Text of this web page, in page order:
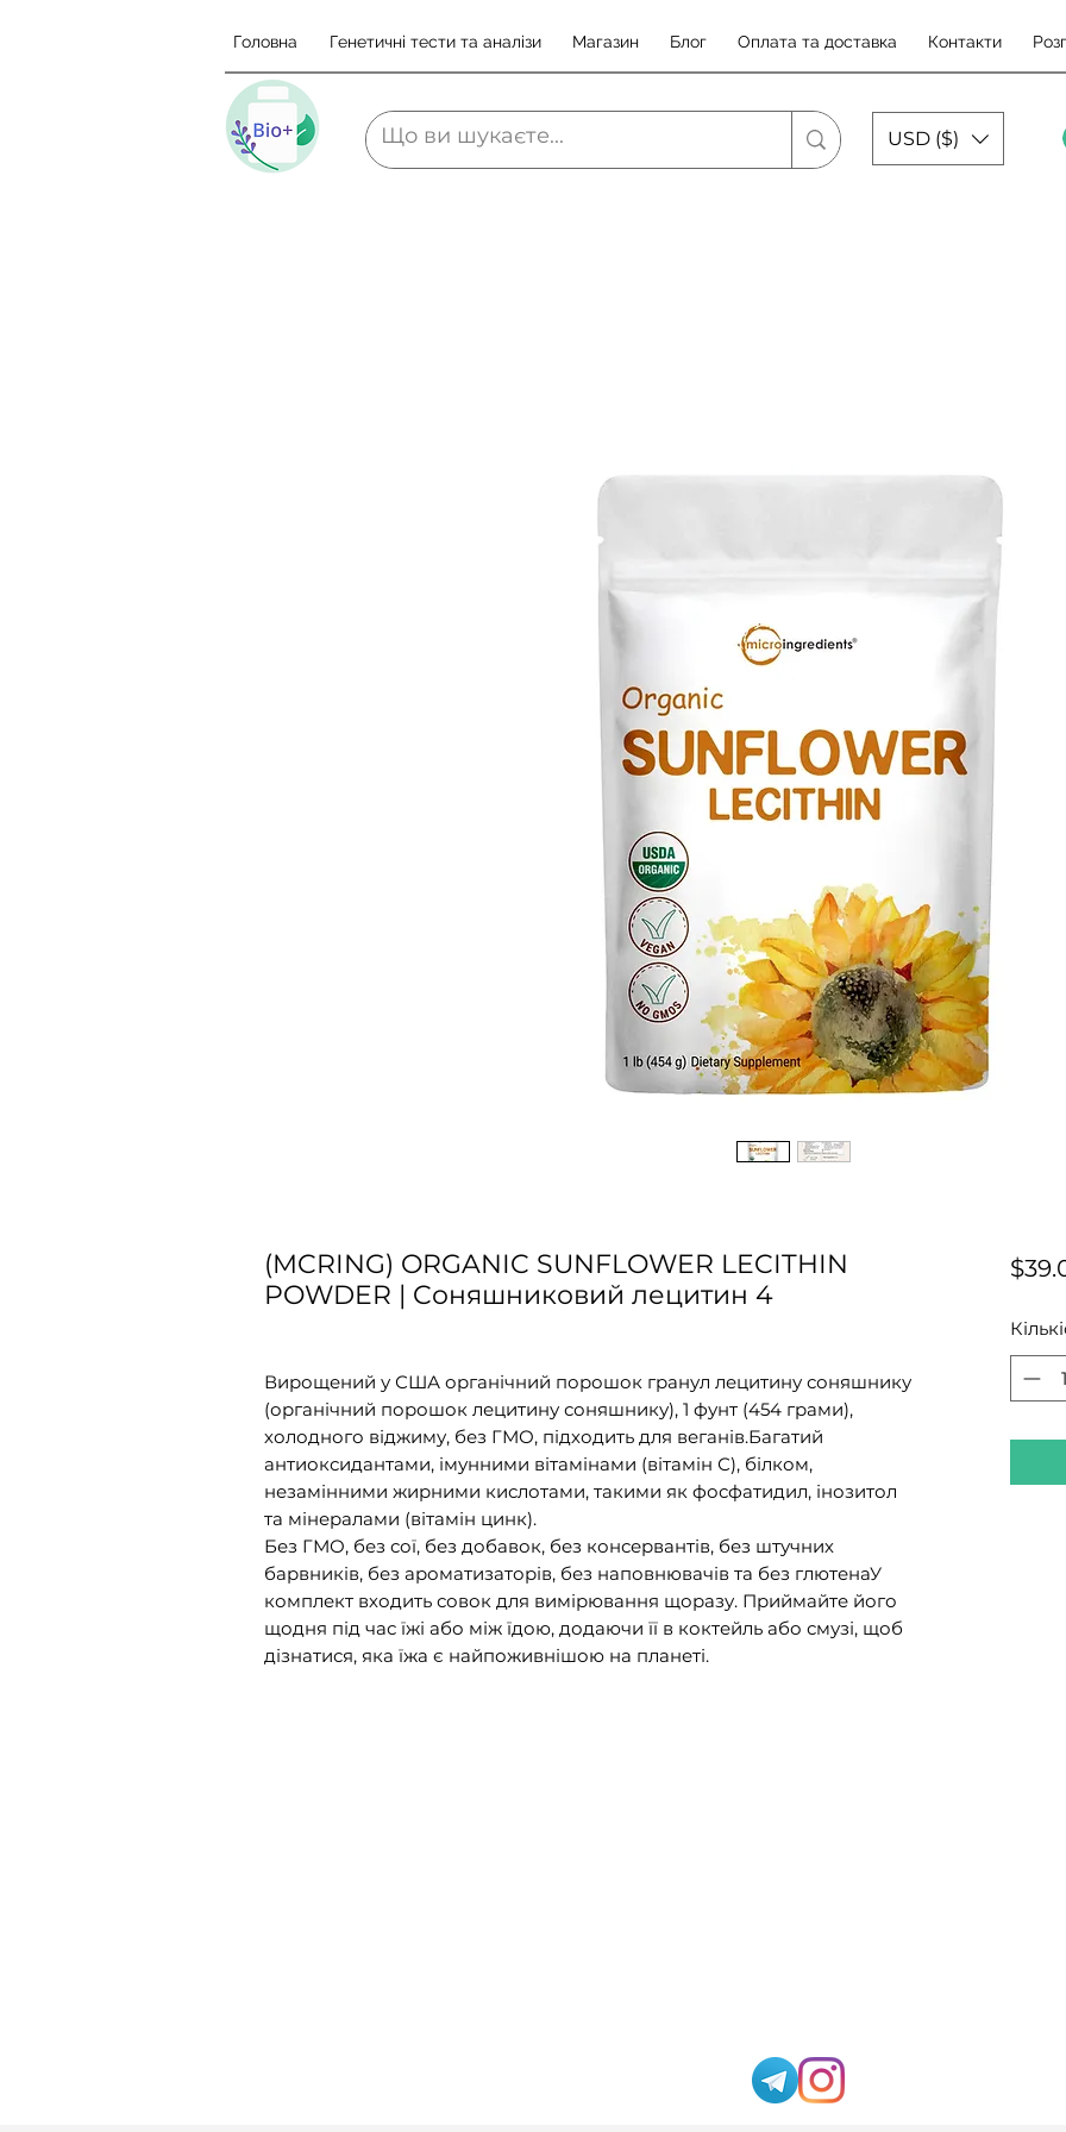
USD ($)
Головна Генетичні тести та аналізи Магазин Блог Оплата та доставка Контакти
(MCRING) ORGANIC SUNFLOWER LECITHIN
POWDER | Cоняшниковий лецитин 4
Вирощений у США органічний порошок гранул лецитину соняшнику
(органічний порошок лецитину соняшнику), 1 фунт (454 грами),
холодного віджиму, без ГМО, підходить для веганів.Багатий
антиоксидантами, імунними вітамінами (вітамін С), білком,
незамінними жирними кислотами, такими як фосфатидил, інозитол
та мінералами (вітамін цинк).
Без ГМО, без сої, без добавок, без консервантів, без штучних
барвників, без ароматизаторів, без наповнювачів та без глютенаУ
комплект входить совок для вимірювання щоразу. Приймайте його
щодня під час їжі або між їдою, додаючи її в коктейль або смузі, щоб
дізнатися, яка їжа є найпоживнішою на планеті.